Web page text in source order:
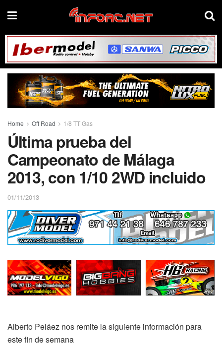
Home Off Road 1/8 TT Gas
Última prueba del
Campeonato de Málaga
2013, con 1/10 2WD incluido
01/11/2013
Alberto Peláez nos remite la siguiente información para
este fin de semana